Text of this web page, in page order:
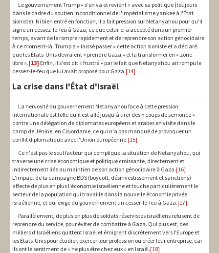
Le gouvernement Trump « s'en va et revient » avec sa politique (toujours
dans le cadre du soutien inconditionnel de l'impérialisme yankee à l'État
sioniste). Ni bien entré en fonction, il a fait pression sur Netanyahou pour qu'il
signe un cessez-le-feu à Gaza, ce que celui-ci a accepté dans un premier
temps, avant de le rompre rapidement et de reprendre son action génocidaire.
À ce moment-là, Trump a « laissé passer » cette action sioniste et a déclaré
que les États-Unis devraient « prendre Gaza » et la transformer en « zone
libre ».[13] Enfin, il s'est dit « frustré » par le fait que Netanyahou ait rompu le
cessez-le-feu que lui avait proposé pour Gaza.[14]
La crise dans l'État d'Israël
La nervosité du gouvernement Netanyahou face à cette pression
internationale est telle qu'il est allé jusqu'à tirer des « coups de semonce »
contre une délégation de diplomates européens et arabes en visite dans le
camp de Jénine, en Cisjordanie, ce qui n'a pas manqué de provoquer un
conflit diplomatique avec l'Union européenne.[15]
Ce n'est pas le seul facteur qui complique la situation de Netanyahou, qui
traverse une crise économique et politique croissante, directement et
indirectement liée au maintien de son action génocidaire à Gaza.[16]
L'impact de la campagne BDS (boycott, désinvestissement et sanctions)
affecte de plus en plus l'économie israélienne et touche particulièrement le
secteur de la population qui travaille dans la nouvelle économie privée
israélienne, et qui exige du gouvernement un cesser-le-feu à Gaza.[17]
Parallèlement, de plus en plus de soldats réservistes israéliens refusent de
reprendre du service, pour éviter de combattre à Gaza. Qui plus est, des
milliers d'Israéliens quittent Israël et émigrent discrètement vers l'Europe et
les États-Unis pour étudier, exercer leur profession ou créer leur entreprise, car
ils ont le sentiment de « ne plus être chez eux » en Israël.[18]